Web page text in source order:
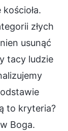
złych
usunąć
tacy ludzie
to kryteria?
Boga.